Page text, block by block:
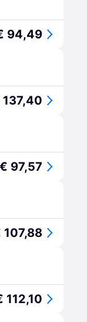
94,49
€ 97,57
107,88
112,10